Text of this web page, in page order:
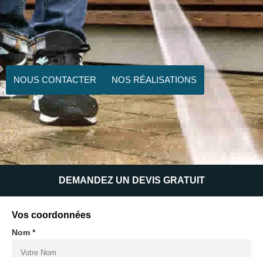
NOUS CONTACTER NOS RÉALISATIONS
DEMANDEZ UN DEVIS GRATUIT
Vos coordonnées
Nom *